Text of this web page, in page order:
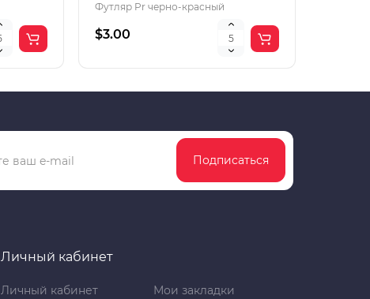
Футляр Pr черно-красный
$3.00
Подписаться
Личный кабинет
Личный кабинет
Мои закладки